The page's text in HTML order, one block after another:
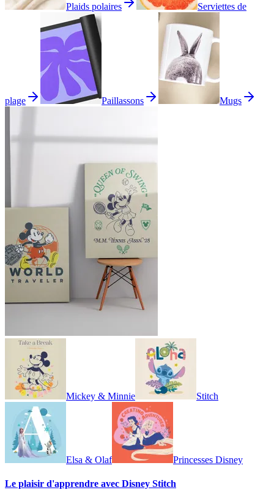
Plaids polaires Serviettes de
plage Paillassons Mugs
Mickey & Minnie Stitch
Elsa & Olaf Princesses Disney
Le plaisir d'apprendre avec Disney Stitch